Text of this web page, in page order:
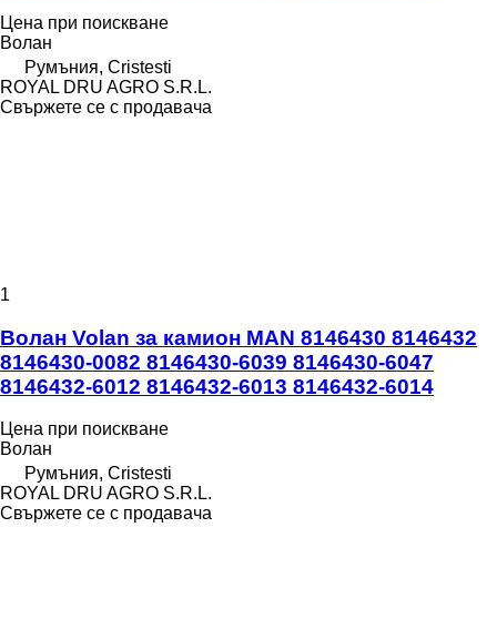
Цена при поискване
Волан
Румъния, Cristesti
ROYAL DRU AGRO S.R.L.
Свържете се с продавача
1
Волан Volan за камион MAN 8146430 8146432
8146430-0082 8146430-6039 8146430-6047
8146432-6012 8146432-6013 8146432-6014
Цена при поискване
Волан
Румъния, Cristesti
ROYAL DRU AGRO S.R.L.
Свържете се с продавача